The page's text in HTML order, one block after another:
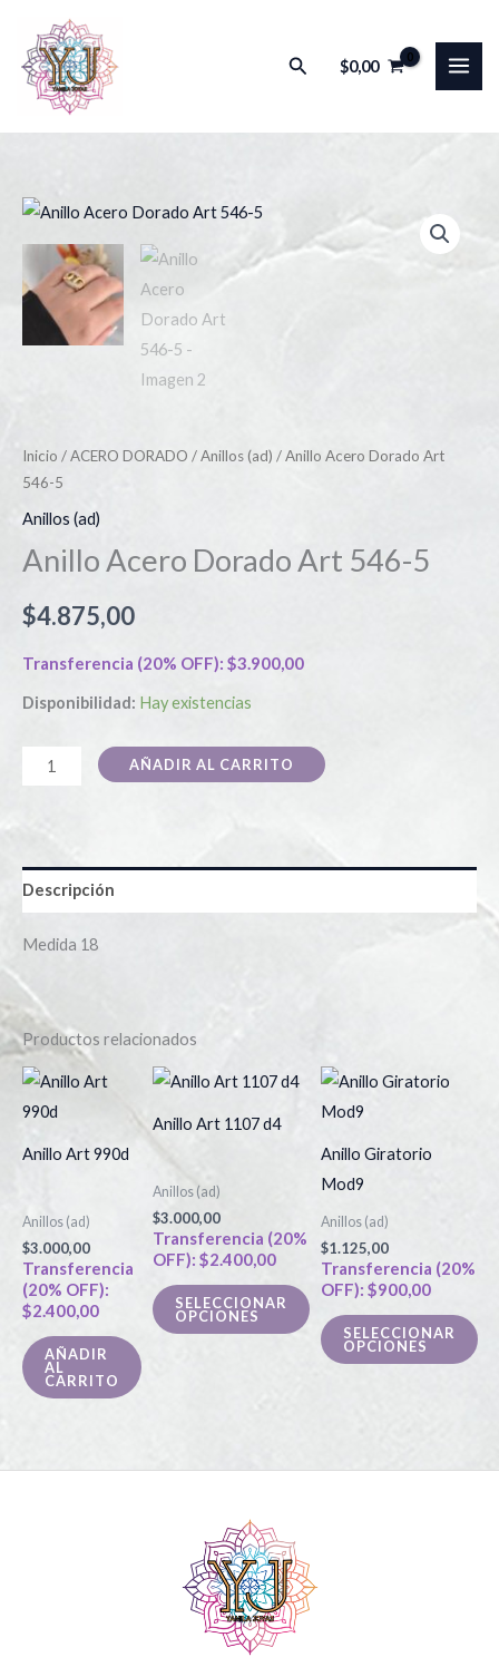
contenido
Buscar
$0,00
Inicio /ACERO DORADO /Anillos (ad) / Anillo Acero Dorado Art
546-5
Anillos (ad)
Anillo Acero Dorado Art 546-5
$4.875,00
Transferencia (20% OFF): $3.900,00
Disponibilidad: Hay existencias
Anillo
Acero
Dorado
Art
AÑADIR AL CARRITO
Descripción
Medida 18
Productos relacionados
Anillo Art 990d
Anillos (ad)
$3.000,00
Transferencia
(20% OFF):
$2.400,00
AÑADIR
AL
CARRITO
Anillo Art 1107 d4
Anillos (ad)
$3.000,00
Transferencia (20%
OFF): $2.400,00
SELECCIONAR
OPCIONES
Este
producto
Las
opciones
se
pueden
elegir
de
Anillo Giratorio
Mod9
Anillos (ad)
$1.125,00
Transferencia (20%
OFF): $900,00
SELECCIONAR
OPCIONES
de